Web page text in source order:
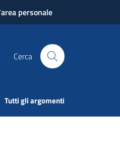
personale
Cerca
Tutti gli argomenti